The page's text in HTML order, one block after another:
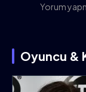
Yorum
Oyuncu &